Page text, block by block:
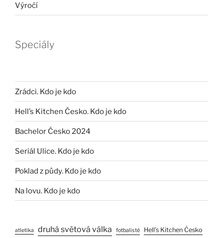
Výročí
Speciály
Zrádci. Kdo je kdo
Hell’s Kitchen Česko. Kdo je kdo
Bachelor Česko 2024
Seriál Ulice. Kdo je kdo
Poklad z půdy. Kdo je kdo
Na lovu. Kdo je kdo
atletika druhá světová válka fotbalisté Hell’s Kitchen Česko